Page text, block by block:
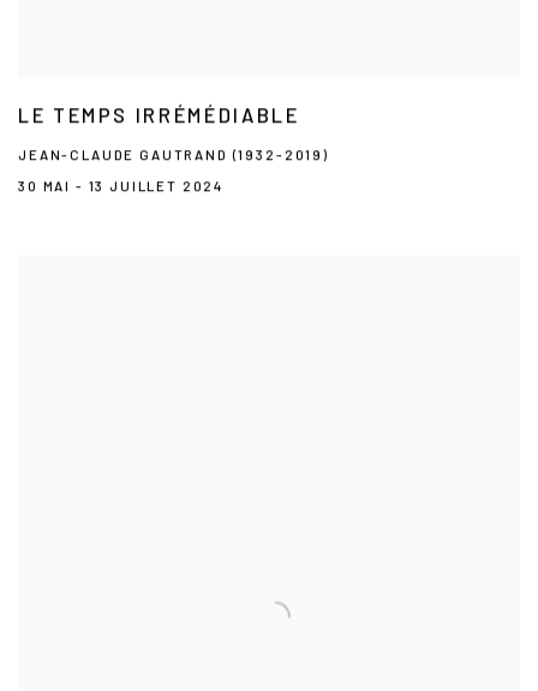
LE TEMPS IRRÉMÉDIABLE
JEAN-CLAUDE GAUTRAND (1932-2019)
30 MAI - 13 JUILLET 2024